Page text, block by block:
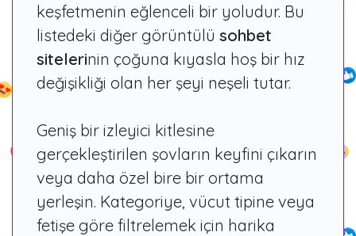
keşfetmenin eğlenceli bir yoludur. Bu
listedeki diğer görüntülü sohbet
sitelerinin çoğuna kıyasla hoş bir hız
değişikliği olan her şeyi neşeli tutar.
Geniş bir izleyici kitlesine
gerçekleştirilen şovların keyfini çıkarın
veya daha özel bire bir ortama
yerleşin. Kategoriye, vücut tipine veya
fetişe göre filtrelemek için harika